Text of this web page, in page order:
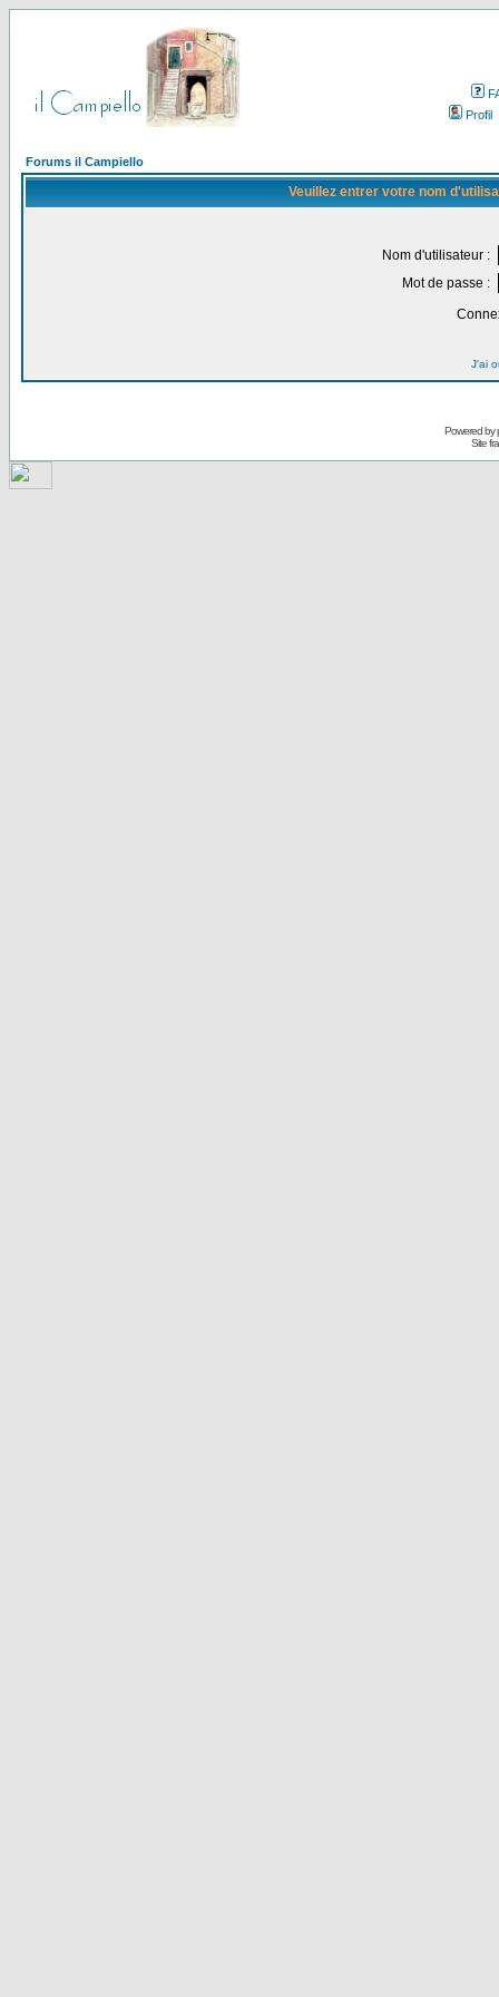
Profil
Forums il Campiello
Veuillez entrer votre nom
Nom d'utilisateur :
Mot de passe :
J'ai
Powered by
Site